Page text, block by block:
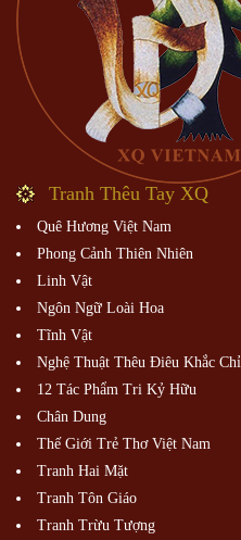
Tranh Thêu Tay XQ
Quê Hương Việt Nam
Phong Cảnh Thiên Nhiên
Linh Vật
Ngôn Ngữ Loài Hoa
Tĩnh Vật
Nghệ Thuật Thêu Điêu Khắc Chỉ
12 Tác Phẩm Tri Kỷ Hữu
Chân Dung
Thế Giới Trẻ Thơ Việt Nam
Tranh Hai Mặt
Tranh Tôn Giáo
Tranh Trừu Tượng